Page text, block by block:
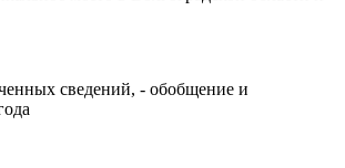
сведений, - обобщение и